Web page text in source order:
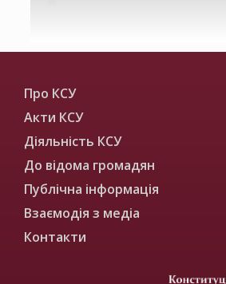
Про КСУ
Акти КСУ
Діяльність КСУ
До відома громадян
Публічна інформація
Взаємодія з медіа
Контакти